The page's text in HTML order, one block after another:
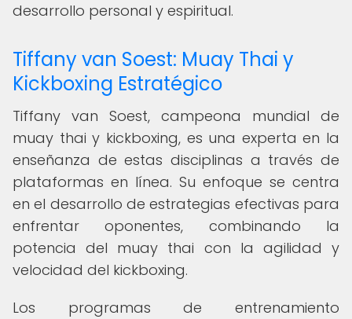
desarrollo personal y espiritual.
Tiffany van Soest: Muay Thai y
Kickboxing Estratégico
Tiffany van Soest, campeona mundial de
muay thai y kickboxing, es una experta en la
enseñanza de estas disciplinas a través de
plataformas en línea. Su enfoque se centra
en el desarrollo de estrategias efectivas para
enfrentar oponentes, combinando la
potencia del muay thai con la agilidad y
velocidad del kickboxing.
Los programas de entrenamiento